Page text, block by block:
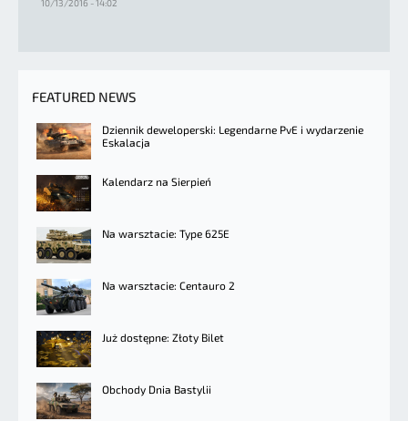
10/13/2016 - 14:02
FEATURED NEWS
Dziennik deweloperski: Legendarne PvE i wydarzenie
Eskalacja
Kalendarz na Sierpień
Na warsztacie: Type 625E
Na warsztacie: Centauro 2
Już dostępne: Złoty Bilet
Obchody Dnia Bastylii